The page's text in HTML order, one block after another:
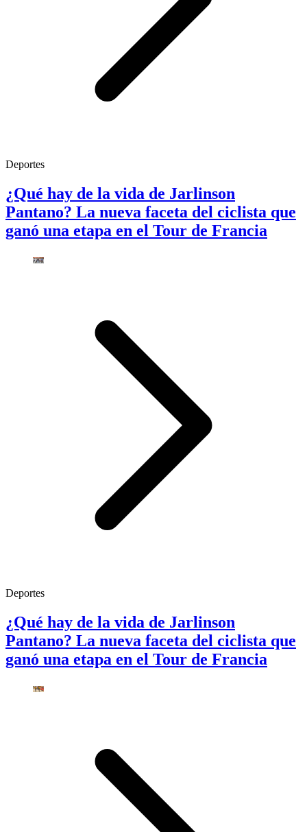
Deportes
¿Qué hay de la vida de Jarlinson
Pantano? La nueva faceta del ciclista que
ganó una etapa en el Tour de Francia
Deportes
¿Qué hay de la vida de Jarlinson
Pantano? La nueva faceta del ciclista que
ganó una etapa en el Tour de Francia